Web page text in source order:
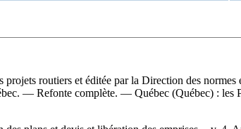
routiers et éditée par la Direction des
— Refonte complète. — Québec (Québec) :